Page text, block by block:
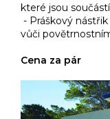
které jsou
- Práškový
vůči
Cena za pár